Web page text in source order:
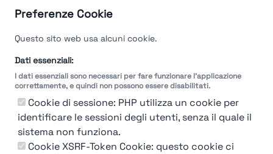
Preferenze Cookie
Questo sito web usa alcuni cookie.
Dati essenziali:
I dati essenziali sono necessari per fare funzionare l'applicazione
correttamente, e quindi non possono essere disabilitati.
Cookie di sessione: PHP utilizza un cookie per
identificare le sessioni degli utenti, senza il quale il
sistema non funziona.
Cookie XSRF-Token Cookie: questo cookie ci
Guarda le valutazioni →